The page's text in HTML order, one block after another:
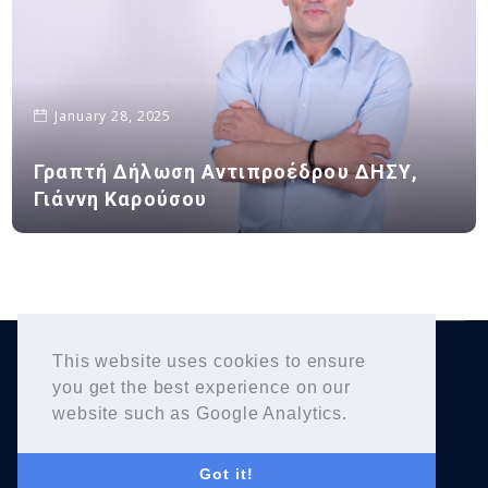
This website uses cookies to ensure
you get the best experience on our
website such as Google Analytics.
Got it!
January 28, 2025
Γραπτή Δήλωση Αντιπροέδρου ΔΗΣΥ,
Γιάννη Καρούσου
Copyright © 2026Yiannis Karousos. All Rights
Reserved.